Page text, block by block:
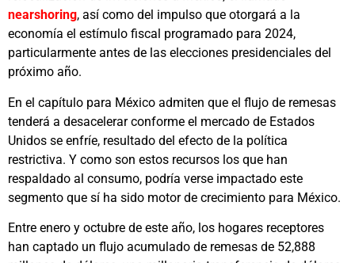
nearshoring, así como del impulso que otorgará a la
economía el estímulo fiscal programado para 2024,
particularmente antes de las elecciones presidenciales del
próximo año.
En el capítulo para México admiten que el flujo de remesas
tenderá a desacelerar conforme el mercado de Estados
Unidos se enfríe, resultado del efecto de la política
restrictiva. Y como son estos recursos los que han
respaldado al consumo, podría verse impactado este
segmento que sí ha sido motor de crecimiento para México.
Entre enero y octubre de este año, los hogares receptores
han captado un flujo acumulado de remesas de 52,888